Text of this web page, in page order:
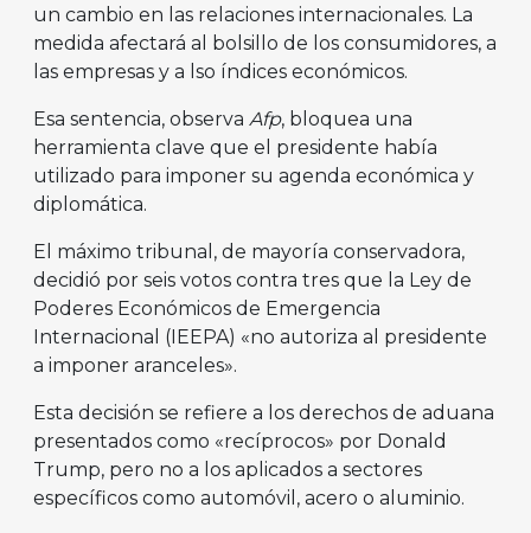
un cambio en las relaciones internacionales. La
medida afectará al bolsillo de los consumidores, a
las empresas y a lso índices económicos.
Esa sentencia, observa Afp, bloquea una
herramienta clave que el presidente había
utilizado para imponer su agenda económica y
diplomática.
El máximo tribunal, de mayoría conservadora,
decidió por seis votos contra tres que la Ley de
Poderes Económicos de Emergencia
Internacional (IEEPA) «no autoriza al presidente
a imponer aranceles».
Esta decisión se refiere a los derechos de aduana
presentados como «recíprocos» por Donald
Trump, pero no a los aplicados a sectores
específicos como automóvil, acero o aluminio.